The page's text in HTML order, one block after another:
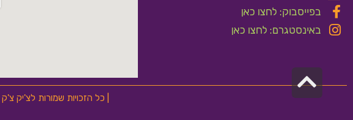
בפייסבוק: לחצו כאן
באינסטגרם: לחצו כאן
| כל הזכויות שמורות לצ'יק
גלילה
לראש